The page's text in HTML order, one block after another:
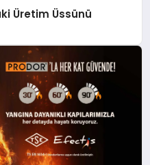
Üretim Üssünü